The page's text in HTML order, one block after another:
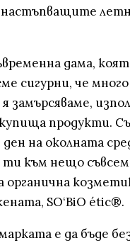
настъпващите
дама,
сигурни, че
замърсяваме,
продукти.
на околната
към нещо
органична
SО‘BiО étic®.
е да бъде